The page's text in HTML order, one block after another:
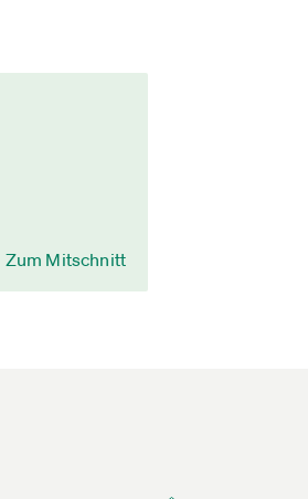
Zum Mitschnitt